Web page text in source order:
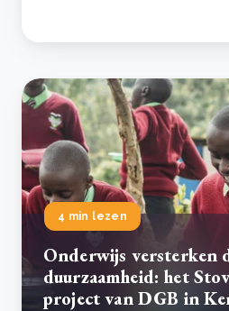
4 min lezen
Onderwijs versterken
duurzaamheid: het
project van DGB in